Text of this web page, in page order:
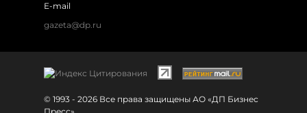
E-mail
gazeta@dp.ru
© 1993 - 2026 Все права защищены АО «ДП Бизнес